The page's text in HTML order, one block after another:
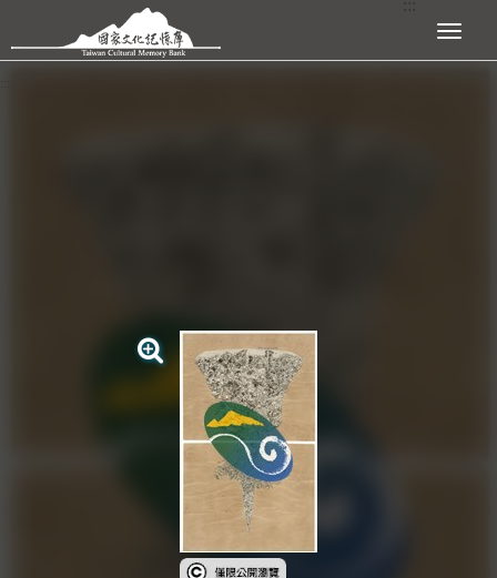
跳到主要內容區塊 展開選單
受著作權法保護-僅限於本平台有限度公開